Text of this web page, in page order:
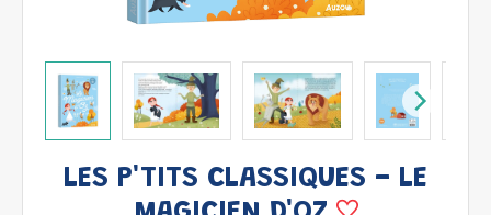
LES P'TITS CLASSIQUES - LE